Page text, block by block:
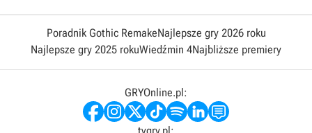
Poradnik Gothic RemakeNajlepsze gry 2026 roku
Najlepsze gry 2025 rokuWiedźmin 4Najbliższe premiery
GRYOnline.pl: